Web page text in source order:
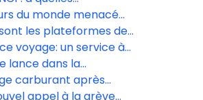
s’attendre
10 juin?
du monde menacé
de 1,8 million
la Cnil
les plateformes de
des Français?
voyage: un service à
ajoutée
lance dans la
de voyages avec
Expedia et
carburant après
rétropédale, mais
appel à la grève